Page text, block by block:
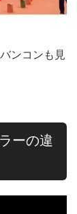
ンコンも見
ーの違